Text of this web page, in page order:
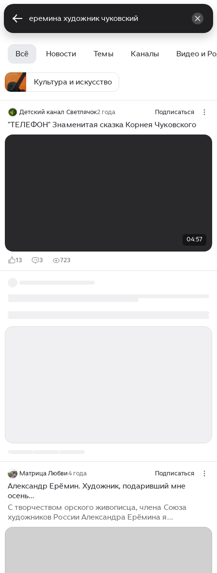
Всё Новости Темы Каналы Видео и
Культура и искусство
Детский канал Светлячок2 года Подписаться
"ТЕЛЕФОН" Знаменитая сказка Корнея Чуковского
04:57
13 3 723
Матрица Любви4 года Подписаться
Александр Ерёмин. Художник, подаривший мне
осень...
С творчеством орского живописца, члена Союза
художников России Александра Ерёмина я
познакомилась в 2006 году. В нашем выставочном